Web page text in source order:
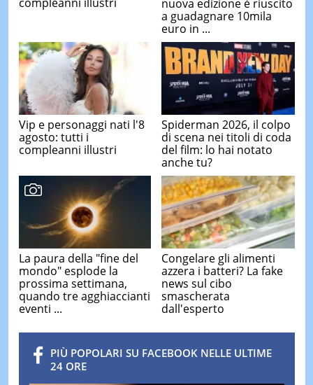
nuova edizione è riuscito
a guadagnare 10mila
euro in ...
Vip e personaggi nati l'8
agosto: tutti i
compleanni illustri
Spiderman 2026, il colpo
di scena nei titoli di coda
del film: lo hai notato
anche tu?
La paura della "fine del
mondo" esplode la
prossima settimana,
quando tre agghiaccianti
eventi ...
Congelare gli alimenti
azzera i batteri? La fake
news sul cibo
smascherata
dall'esperto
PIÙ POPOLARI SU FACEBOOK NELLE ULTIME
24 ORE